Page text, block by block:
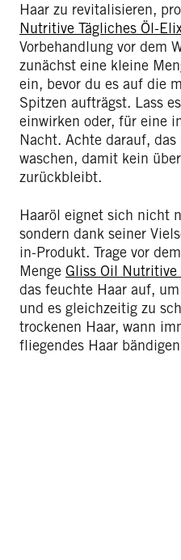
Haar zu revitalisieren,
Nutritive Tägliches Öl-
Vorbehandlung vor dem
zunächst eine kleine
ein, bevor du es auf die
Spitzen aufträgst. Lass
einwirken oder, für eine
Nacht. Achte darauf,
waschen, damit kein
zurückbleibt.
Haaröl eignet sich nicht
sondern dank seiner
in-Produkt. Trage vor
Menge Gliss Oil Nutritive
das feuchte Haar auf,
und es gleichzeitig zu
trockenen Haar, wann
fliegendes Haar